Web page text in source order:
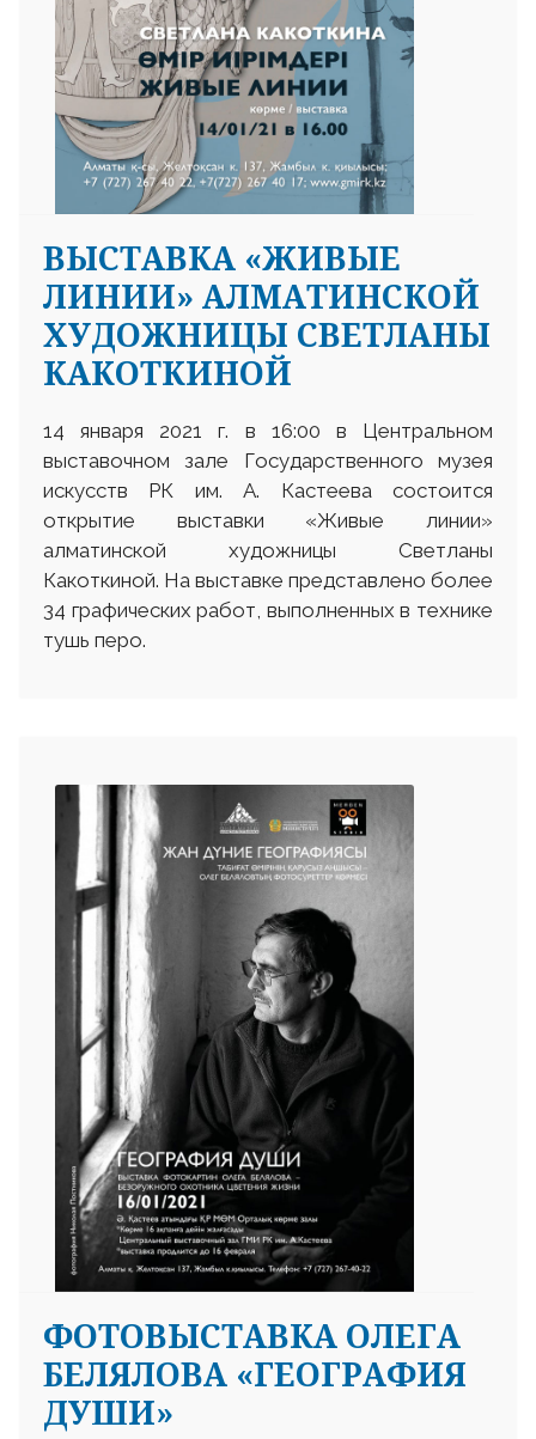
ВЫСТАВКА «ЖИВЫЕ
ЛИНИИ» АЛМАТИНСКОЙ
ХУДОЖНИЦЫ СВЕТЛАНЫ
КАКОТКИНОЙ
14 января 2021 г. в 16:00 в Центральном
выставочном зале Государственного музея
искусств РК им. А. Кастеева состоится
открытие выставки «Живые линии»
алматинской художницы Светланы
Какоткиной. На выставке представлено более
34 графических работ, выполненных в технике
тушь перо.
ФОТОВЫСТАВКА ОЛЕГА
БЕЛЯЛОВА «ГЕОГРАФИЯ
ДУШИ»